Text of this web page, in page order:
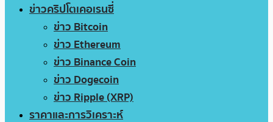
ข่าวคริปโตเคอเรนซี่
ข่าว Bitcoin
ข่าว Ethereum
ข่าว Binance Coin
ข่าว Dogecoin
ข่าว Ripple (XRP)
ราคาและการวิเคราะห์